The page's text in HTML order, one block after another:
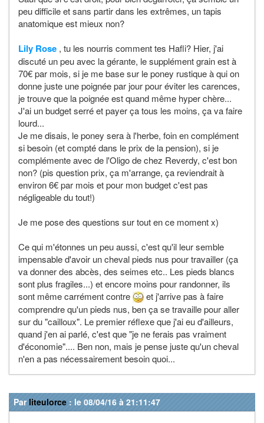
peu difficile et sans partir dans les extrêmes, un tapis
anatomique est mieux non?
Lily Rose , tu les nourris comment tes Hafli? Hier, j'ai
discuté un peu avec la gérante, le supplément grain est à
70€ par mois, si je me base sur le poney rustique à qui on
donne juste une poignée par jour pour éviter les carences,
je trouve que la poignée est quand même hyper chère...
J'ai un budget serré et payer ça tous les moins, ça va faire
lourd...
Je me disais, le poney sera à l'herbe, foin en complément
si besoin (et compté dans le prix de la pension), si je
complémente avec de l'Oligo de chez Reverdy, c'est bon
non? (pis question prix, ça m'arrange, ça reviendrait à
environ 6€ par mois et pour mon budget c'est pas
négligeable du tout!)
Je me pose des questions sur tout en ce moment x)
Ce qui m'étonnes un peu aussi, c'est qu'il leur semble
impensable d'avoir un cheval pieds nus pour travailler (ça
va donner des abcès, des seimes etc.. Les pieds blancs
sont plus fragiles...) et encore moins pour randonner, ils
sont même carrément contre
et j'arrive pas à faire
comprendre qu'un pieds nus, ben ça se travaille pour aller
sur du "cailloux". Le premier réflexe que j'ai eu d'ailleurs,
quand j'en ai parlé, c'est que "je ne ferais pas vraiment
d'économie".... Ben non, mais je pense juste qu'un cheval
n'en a pas nécessairement besoin quoi...
Par liteulorce : le 08/04/16 à 21:11:47